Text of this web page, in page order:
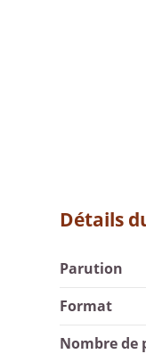
Détails
Parution
Format
Nombre de